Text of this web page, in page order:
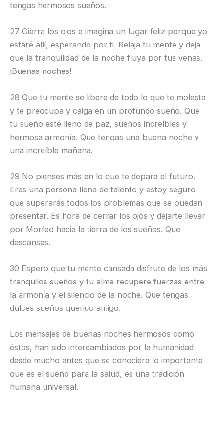
tengas hermosos sueños.
27 Cierra los ojos e imagina un lugar feliz porque yo
estaré allí, esperando por ti. Relaja tu mente y deja
que la tranquilidad de la noche fluya por tus venas.
¡Buenas noches!
28 Que tu mente se libere de todo lo que te molesta
y te preocupa y caiga en un profundo sueño. Que
tu sueño esté lleno de paz, sueños increíbles y
hermosa armonía. Que tengas una buena noche y
una increíble mañana.
29 No pienses más en lo que te depara el futuro.
Eres una persona llena de talento y estoy seguro
que superarás todos los problemas que se puedan
presentar. Es hora de cerrar los ojos y dejarte llevar
por Morfeo hacia la tierra de los sueños. Que
descanses.
30 Espero que tu mente cansada disfrute de los más
tranquilos sueños y tu alma recupere fuerzas entre
la armonía y el silencio de la noche. Que tengas
dulces sueños querido amigo.
Los mensajes de buenas noches hermosos como
éstos, han sido intercambiados por la humanidad
desde mucho antes que se conociera lo importante
que es el sueño para la salud, es una tradición
humana universal.